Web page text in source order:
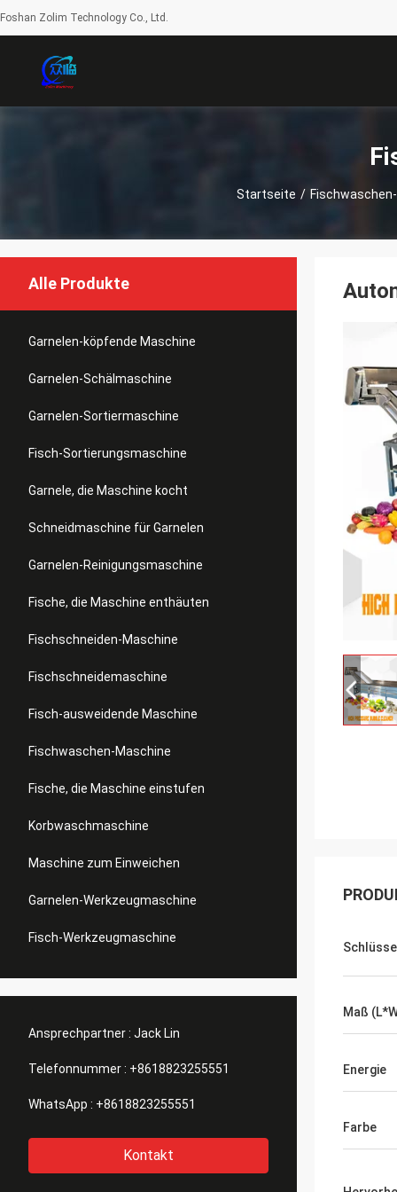
Foshan Zolim Technology Co., Ltd.
Startseite /
Alle Produkte
Garnelen-köpfende Maschine
Garnelen-Schälmaschine
Garnelen-Sortiermaschine
Fisch-Sortierungsmaschine
Garnele, die Maschine kocht
Schneidmaschine für Garnelen
Garnelen-Reinigungsmaschine
Fische, die Maschine enthäuten
Fischschneiden-Maschine
Fischschneidemaschine
Fisch-ausweidende Maschine
Fischwaschen-Maschine
Fische, die Maschine einstufen
Korbwaschmaschine
Maschine zum Einweichen
Garnelen-Werkzeugmaschine
Fisch-Werkzeugmaschine
Ansprechpartner : Jack Lin
Telefonnummer : +8618823255551
WhatsApp : +8618823255551
Kontakt
Maß
Energie
Farbe